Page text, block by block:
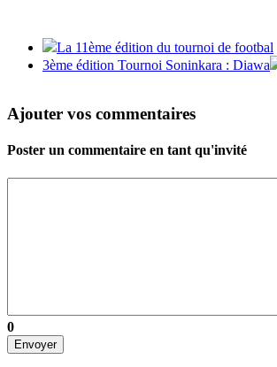
La 11ème édition du tournoi de footbal
3ème édition Tournoi Soninkara : Diawa
Ajouter vos commentaires
Poster un commentaire en tant qu'invité
0
Envoyer